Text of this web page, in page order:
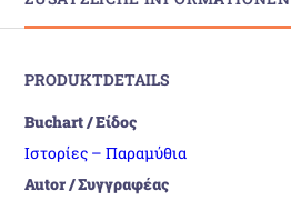
PRODUKTDETAILS
Buchart / Είδος
Ιστορίες – Παραμύθια
Autor / Συγγραφέας